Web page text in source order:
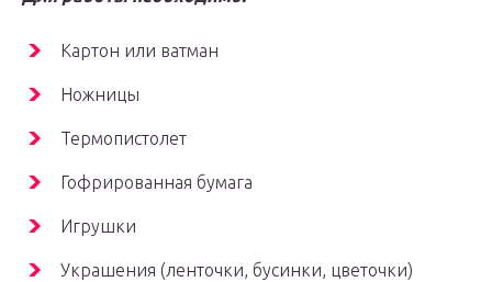
Картон или ватман
Ножницы
Термопистолет
Гофрированная бумага
Игрушки
Украшения (ленточки, бусинки, цветочки)